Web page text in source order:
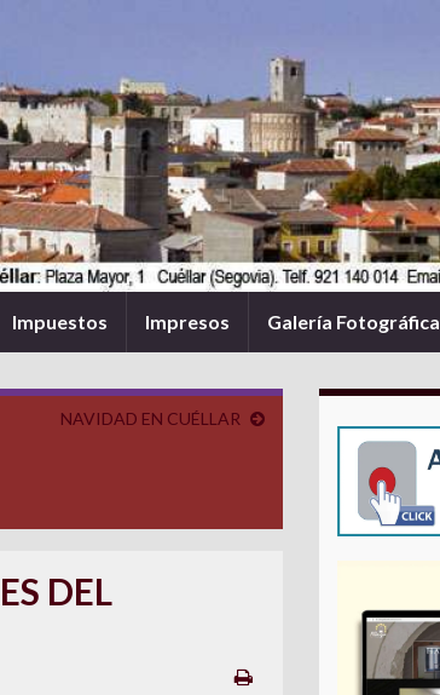
Impuestos Impresos Galería Fotográfica
NAVIDAD EN CUÉLLAR
DEL